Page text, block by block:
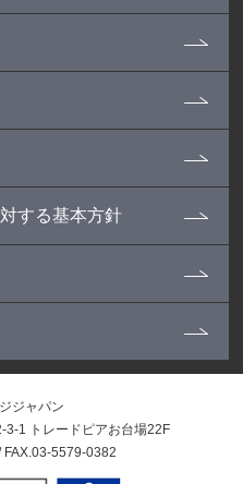
する基本方針
ジャパン
1 トレードピアお台場22F
5579-0382